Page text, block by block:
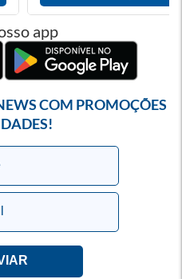
app
COM PROMOÇÕES